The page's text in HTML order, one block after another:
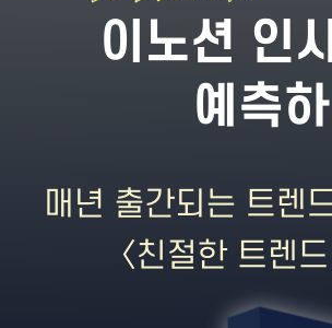
1 나의 AI전트: May AI help you?
깊숙이 들어온 생성형 AI | 생성형 AI로 인한
매장은 지금 성장기 | 본격 무인화 시대의 도래
3 시니어빌리티: 나는 계속 젊다
어가 온다 | 시니어 세대 이해하기 | 시니어 산
4 C커머스의 역습: 기세는 높게, 가격은 낮
저가 플랫폼의 등장 | 중국 저가 플랫폼의 인